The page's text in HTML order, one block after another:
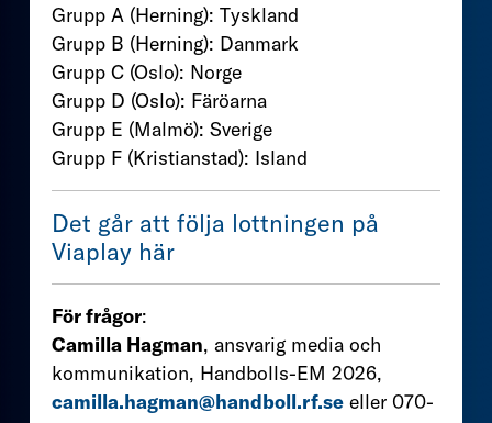
Grupp A (Herning): Tyskland
Grupp B (Herning): Danmark
Grupp C (Oslo): Norge
Grupp D (Oslo): Färöarna
Grupp E (Malmö): Sverige
Grupp F (Kristianstad): Island
Det går att följa lottningen på
Viaplay här
För frågor:
Camilla Hagman, ansvarig media och
kommunikation, Handbolls-EM 2026,
camilla.hagman@handboll.rf.se eller 070-